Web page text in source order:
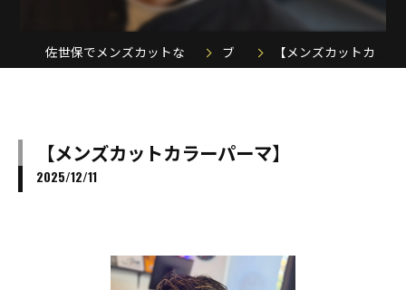
ブログ 【メンズカットカラーパーマ】
【メンズカットカラーパーマ】
2025/12/11